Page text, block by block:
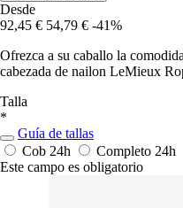
Desde
92,45 € 54,79 € -41%
Ofrezca a su caballo la
cabezada de nailon LeMieux
Talla
*
Guía de tallas
Cob 24h Completo 24h
Este campo es obligatorio